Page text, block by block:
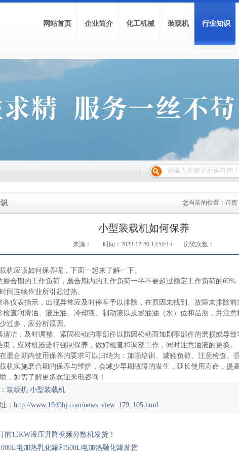
网站首页 企业简介 化工机械 装载机 行业知识
您当前的位置： 首页
小型装载机如何保养
来源： 时间：2023-12-20 14:50:15 浏览次数：
机应该如何保养呢，下面一起来了解一下。
磨合期的工作负荷，磨合期内的工作负荷一半不要超过额定工作负荷的60%
间连续作业所引起过热。
各仪表指示，出现异常应及时停车予以排除，在原因未找到、故障未排除前
检查润滑油、液压油、冷却液、制动液以及燃油油（水）位和品质，并注
过多，应分析原因。
清洁，及时调整、紧固松动的零部件以防因松动而加剧零部件的磨损或导致
束，应对机器进行强制保养，做好检查和调整工作，同时注意油液的更换。
磨合期内使用保养的要求可以归纳为：加强培训、减轻负荷、注意检查、
机实施磨合期的保养与维护，会减少早期故障的发生，延长使用寿命，提
，如需了解更多欢迎来电咨询！
装载机 小型装载机
： http://www.1949hj.com/news_view_179_105.html
的15KW液压升降变频分散机发货！
电加热乳化罐和500L电加热融化罐发货